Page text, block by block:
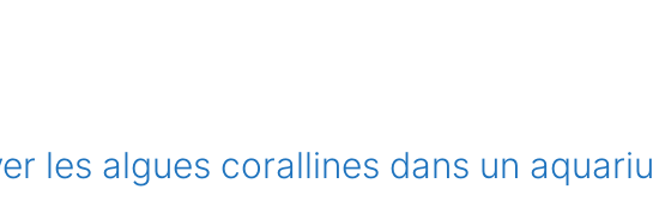
les algues corallines dans un